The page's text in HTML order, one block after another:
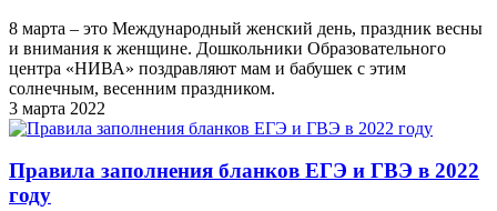
8 марта – это Международный женский день, праздник весны
и внимания к женщине. Дошкольники Образовательного
центра «НИВА» поздравляют мам и бабушек с этим
солнечным, весенним праздником.
3 марта 2022
Правила заполнения бланков ЕГЭ и ГВЭ в 2022
году